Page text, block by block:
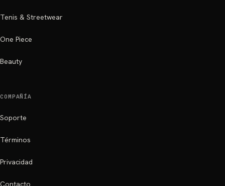
Tenis & Streetwear
One Piece
Beauty
COMPAÑÍA
Soporte
Términos
Privacidad
Contacto